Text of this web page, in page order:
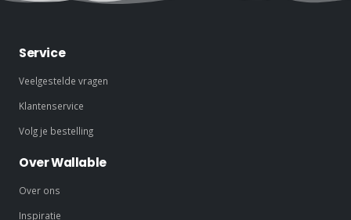
Service
Veelgestelde vragen
Klantenservice
Volg je bestelling
Over Wallable
Over ons
Inspiratie